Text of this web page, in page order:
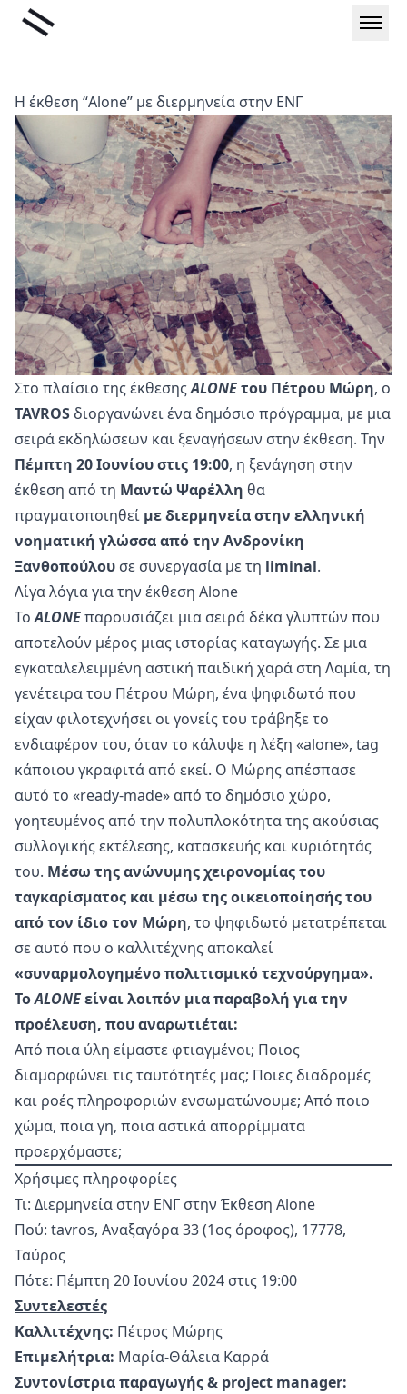
Μετάβαση
Liminal
Η έκθεση “Alone” με διερμηνεία στην ΕΝΓ
Στο πλαίσιο της έκθεσηςALONEτου Πέτρου Μώρη, ο
TAVROS διοργανώνει ένα δημόσιο πρόγραμμα, με μια
σειρά εκδηλώσεων και ξεναγήσεων στην έκθεση. Την
Πέμπτη 20 Ιουνίου στις 19:00, η ξενάγηση στην
έκθεση από τη Μαντώ Ψαρέλλη θα
πραγματοποιηθεί με διερμηνεία στην ελληνική
νοηματική γλώσσα από την Ανδρονίκη
Ξανθοπούλου σε συνεργασία με τη liminal.
Λίγα λόγια για την έκθεση Alone
ΤοALONEπαρουσιάζει μια σειρά δέκα γλυπτών που
αποτελούν μέρος μιας ιστορίας καταγωγής. Σε μια
εγκαταλελειμμένη αστική παιδική χαρά στη Λαμία, τη
γενέτειρα του Πέτρου Μώρη, ένα ψηφιδωτό που
είχαν φιλοτεχνήσει οι γονείς του τράβηξε το
ενδιαφέρον του, όταν το κάλυψε η λέξη «аlone», tag
κάποιου γκραφιτά από εκεί. Ο Μώρης απέσπασε
αυτό το «ready-made» από το δημόσιο χώρο,
γοητευμένος από την πολυπλοκότητα της ακούσιας
συλλογικής εκτέλεσης, κατασκευής και κυριότητάς
του. Μέσω της ανώνυμης χειρονομίας του
ταγκαρίσματος και μέσω της οικειοποίησής του
από τον ίδιο τον Μώρη, το ψηφιδωτό μετατρέπεται
σε αυτό που ο καλλιτέχνης αποκαλεί
«συναρμολογημένο πολιτισμικό τεχνούργημα».
ΤοALONEείναι λοιπόν μια παραβολή για την
προέλευση, που αναρωτιέται:
Από ποια ύλη είμαστε φτιαγμένοι; Ποιος
διαμορφώνει τις ταυτότητές μας; Ποιες διαδρομές
και ροές πληροφοριών ενσωματώνουμε; Από ποιο
χώμα, ποια γη, ποια αστικά απορρίμματα
προερχόμαστε;
Χρήσιμες πληροφορίες
Τι: Διερμηνεία στην ΕΝΓ στην Έκθεση Alone
Πού: tavros, Αναξαγόρα 33 (1ος όροφος), 17778,
Ταύρος
Πότε: Πέμπτη 20 Ιουνίου 2024 στις 19:00
Συντελεστές
Καλλιτέχνης: Πέτρος Μώρης
Επιμελήτρια: Μαρία-Θάλεια Καρρά
Συντονίστρια παραγωγής & project manager: